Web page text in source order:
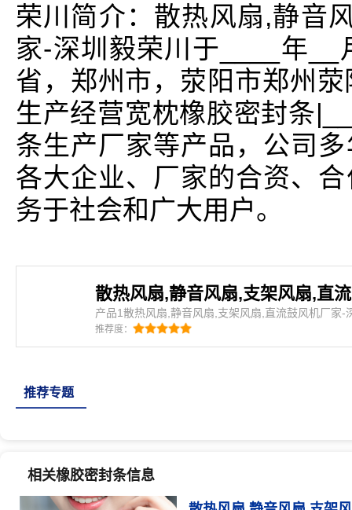
荣川简介：散热风扇,静音
家-深圳毅荣川于____年
省，郑州市，荥阳市郑州
生产经营宽枕橡胶密封条
条生产厂家等产品，公司
各大企业、厂家的合资、
务于社会和广大用户。
产品1散热风扇,静音风扇,支架风扇,直流鼓风机厂家-
风扇,支架风扇,直流鼓风机厂家-深圳毅荣川是密封
条、汽车密封条、集装箱密封条、橡塑密封条、建
推荐度：
推荐专题
相关橡胶密封条信息